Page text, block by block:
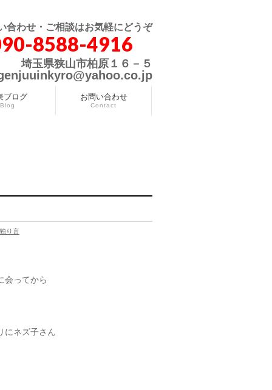
合わせ・ご相談はお気軽にどうぞ
8588-4916
埼玉県狭山市柏原１６－５
ブログ
Blog
お問い合わせ
Contact
独り言
会ってから
にネズ子さん